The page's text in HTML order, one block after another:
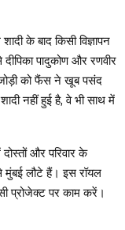
के बाद किसी विज्ञापन
पादुकोण और रणवीर
को फैंस ने खूब पसंद
नहीं हुई है, वे भी साथ में
और परिवार के
मुंबई लौटे हैं। इस रॉयल
प्रोजेक्ट पर काम करें।